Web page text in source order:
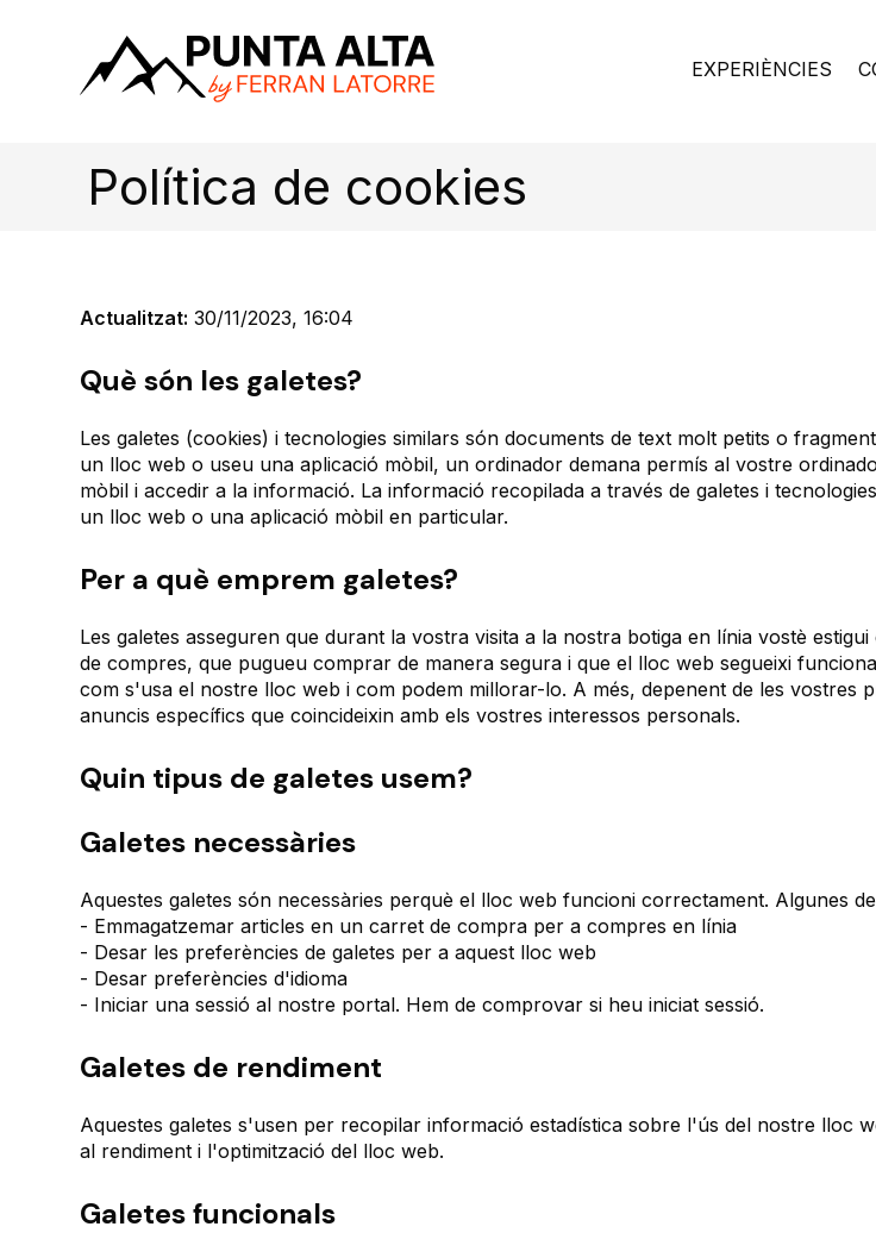
EXPERIÈNCIES
Política de cookies
Actualitzat: 30/11/2023, 16:04
Què són les galetes?
Les galetes (cookies) i tecnologies similars són documents de text molt petits o
un lloc web o useu una aplicació mòbil, un ordinador demana permís al vostre
mòbil i accedir a la informació. La informació recopilada a través de galetes i
un lloc web o una aplicació mòbil en particular.
Per a què emprem galetes?
Les galetes asseguren que durant la vostra visita a la nostra botiga en línia vostè
de compres, que pugueu comprar de manera segura i que el lloc web segueixi
com s'usa el nostre lloc web i com podem millorar-lo. A més, depenent de les vostres
anuncis específics que coincideixin amb els vostres interessos personals.
Quin tipus de galetes usem?
Galetes necessàries
Aquestes galetes són necessàries perquè el lloc web funcioni correctament. Algunes
- Emmagatzemar articles en un carret de compra per a compres en línia
- Desar les preferències de galetes per a aquest lloc web
- Desar preferències d'idioma
- Iniciar una sessió al nostre portal. Hem de comprovar si heu iniciat sessió.
Galetes de rendiment
Aquestes galetes s'usen per recopilar informació estadística sobre l'ús del nostre lloc
al rendiment i l'optimització del lloc web.
Galetes funcionals